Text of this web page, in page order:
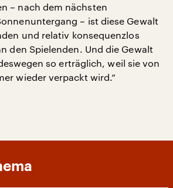
– nach dem nächsten
– ist diese Gewalt
und relativ konsequenzlos
den Spielenden. Und die Gewalt
so erträglich, weil sie von
wieder verpackt wird.“